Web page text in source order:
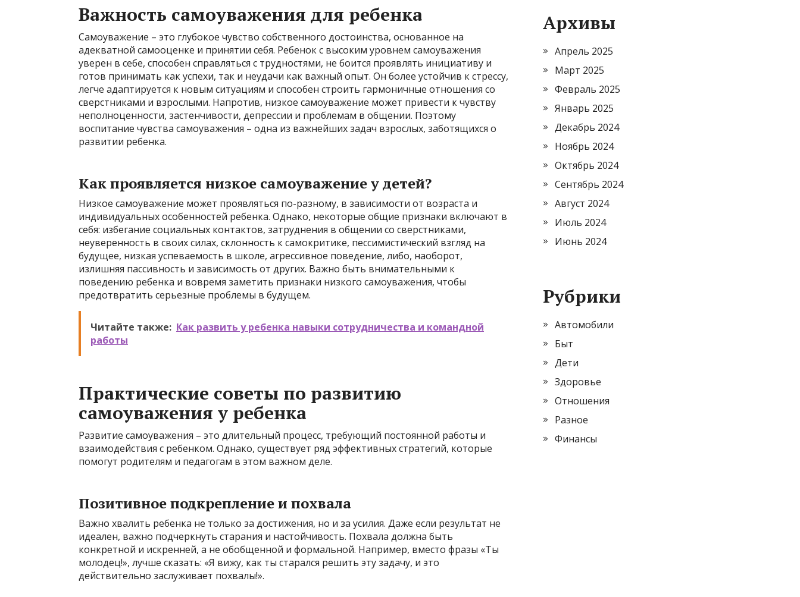
Важность самоуважения для ребенка
Самоуважение – это глубокое чувство собственного достоинства, основанное на
адекватной самооценке и принятии себя. Ребенок с высоким уровнем самоуважения
уверен в себе, способен справляться с трудностями, не боится проявлять инициативу и
готов принимать как успехи, так и неудачи как важный опыт. Он более устойчив к стрессу,
легче адаптируется к новым ситуациям и способен строить гармоничные отношения со
сверстниками и взрослыми. Напротив, низкое самоуважение может привести к чувству
неполноценности, застенчивости, депрессии и проблемам в общении. Поэтому
воспитание чувства самоуважения – одна из важнейших задач взрослых, заботящихся о
развитии ребенка.
Как проявляется низкое самоуважение у детей?
Низкое самоуважение может проявляться по-разному, в зависимости от возраста и
индивидуальных особенностей ребенка. Однако, некоторые общие признаки включают в
себя: избегание социальных контактов, затруднения в общении со сверстниками,
неуверенность в своих силах, склонность к самокритике, пессимистический взгляд на
будущее, низкая успеваемость в школе, агрессивное поведение, либо, наоборот,
излишняя пассивность и зависимость от других. Важно быть внимательными к
поведению ребенка и вовремя заметить признаки низкого самоуважения, чтобы
предотвратить серьезные проблемы в будущем.
Читайте также: Как развить у ребенка навыки сотрудничества и командной
работы
Практические советы по развитию
самоуважения у ребенка
Развитие самоуважения – это длительный процесс, требующий постоянной работы и
взаимодействия с ребенком. Однако, существует ряд эффективных стратегий, которые
помогут родителям и педагогам в этом важном деле.
Позитивное подкрепление и похвала
Важно хвалить ребенка не только за достижения, но и за усилия. Даже если результат не
идеален, важно подчеркнуть старания и настойчивость. Похвала должна быть
конкретной и искренней, а не обобщенной и формальной. Например, вместо фразы «Ты
молодец!», лучше сказать: «Я вижу, как ты старался решить эту задачу, и это
действительно заслуживает похвалы!».
Архивы
Апрель 2025
Март 2025
Февраль 2025
Январь 2025
Декабрь 2024
Ноябрь 2024
Октябрь 2024
Сентябрь 2024
Август 2024
Июль 2024
Июнь 2024
Рубрики
Автомобили
Быт
Дети
Здоровье
Отношения
Разное
Финансы